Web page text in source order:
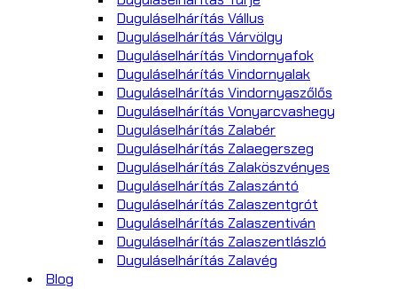
Duguláselhárítás Vállus
Duguláselhárítás Várvölgy
Duguláselhárítás Vindornyafok
Duguláselhárítás Vindornyalak
Duguláselhárítás Vindornyaszőlős
Duguláselhárítás Vonyarcvashegy
Duguláselhárítás Zalabér
Duguláselhárítás Zalaegerszeg
Duguláselhárítás Zalaköszvényes
Duguláselhárítás Zalaszántó
Duguláselhárítás Zalaszentgrót
Duguláselhárítás Zalaszentiván
Duguláselhárítás Zalaszentlászló
Duguláselhárítás Zalavég
Blog